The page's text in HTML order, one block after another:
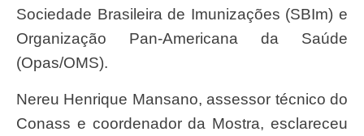
Sociedade Brasileira de Imunizações (SBIm) e
Organização Pan-Americana da Saúde
(Opas/OMS).
Nereu Henrique Mansano, assessor técnico do
Conass e coordenador da Mostra, esclareceu